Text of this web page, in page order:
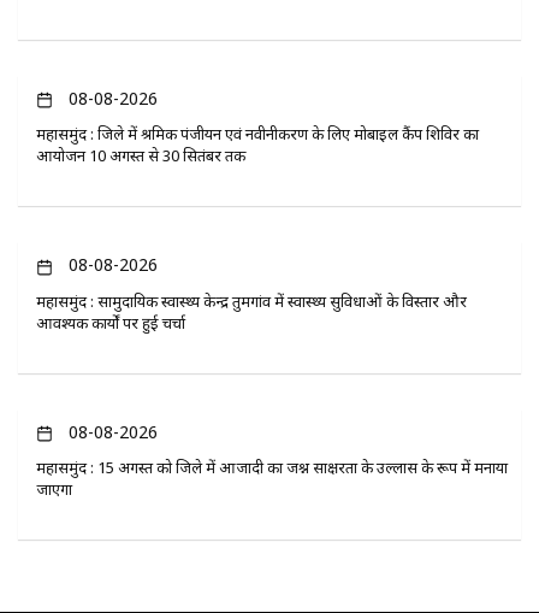
08-08-2026
महासमुंद : जिले में श्रमिक पंजीयन एवं नवीनीकरण के लिए मोबाइल कैंप शिविर का
आयोजन 10 अगस्त से 30 सितंबर तक
08-08-2026
महासमुंद : सामुदायिक स्वास्थ्य केन्द्र तुमगांव में स्वास्थ्य सुविधाओं के विस्तार और
आवश्यक कार्यों पर हुई चर्चा
08-08-2026
महासमुंद : 15 अगस्त को जिले में आजादी का जश्न साक्षरता के उल्लास के रूप में मनाया
जाएगा